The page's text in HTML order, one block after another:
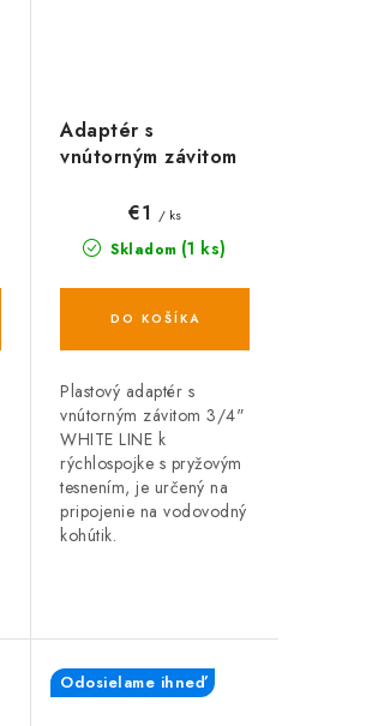
Adaptér s
vnútorným závitom
WHITE LINE
Skladom (1 ks)
€1 / ks
DO KOŠÍKA
Plastový adaptér s
vnútorným závitom 3/4"
WHITE LINE k
rýchlospojke s pryžovým
tesnením, je určený na
pripojenie na vodovodný
kohútik.
Odosielame ihneď